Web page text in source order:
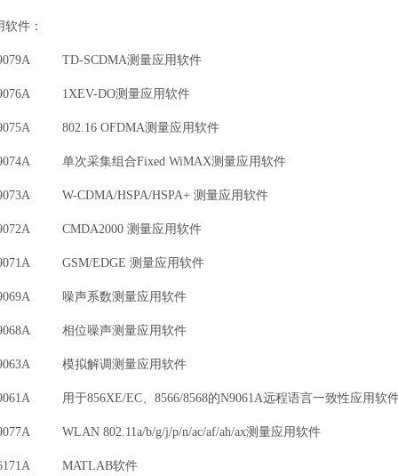
软件：
TD-SCDMA测量应用软件
1XEV-DO测量应用软件
802.16 OFDMA测量应用软件
单次采集组合Fixed WiMAX测量应用软件
W-CDMA/HSPA/HSPA+ 测量应用软件
CMDA2000 测量应用软件
GSM/EDGE 测量应用软件
噪声系数测量应用软件
相位噪声测量应用软件
模拟解调测量应用软件
用于856XE/EC、8566/8568的N9061A远程语言一致性应用软
WLAN 802.11a/b/g/j/p/n/ac/af/ah/ax测量应用软件
MATLAB软件